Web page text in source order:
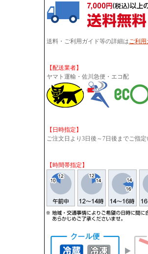
送料・ご利用ガイド等の詳細はご利用
【配送業者】
ヤマト運輸・佐川急便・エコ配
【日時指定】
ご注文日より3日後～7日後までご指定
【時間帯指定】